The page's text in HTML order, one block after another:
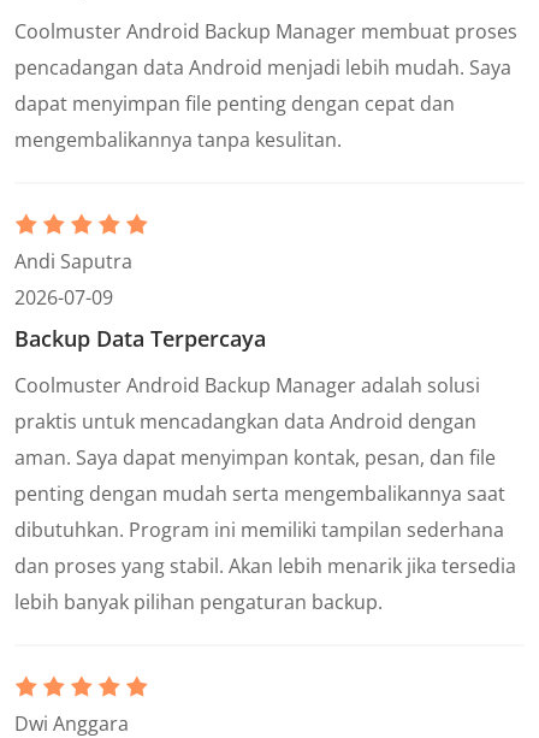
Coolmuster Android Backup Manager membuat proses
pencadangan data Android menjadi lebih mudah. Saya
dapat menyimpan file penting dengan cepat dan
mengembalikannya tanpa kesulitan.
Andi Saputra
2026-07-09
Backup Data Terpercaya
Coolmuster Android Backup Manager adalah solusi
praktis untuk mencadangkan data Android dengan
aman. Saya dapat menyimpan kontak, pesan, dan file
penting dengan mudah serta mengembalikannya saat
dibutuhkan. Program ini memiliki tampilan sederhana
dan proses yang stabil. Akan lebih menarik jika tersedia
lebih banyak pilihan pengaturan backup.
Dwi Anggara